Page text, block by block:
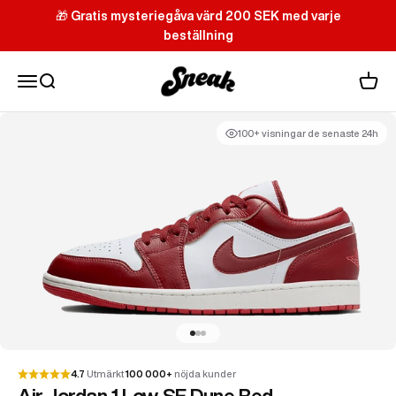
Hoppa till innehållet
🎁 Gratis mysteriegåva värd 200 SEK med varje
beställning
MenySök
Sneak
100+ visningar de senaste 24h
4.7 Utmärkt100 000+ nöjda kunder